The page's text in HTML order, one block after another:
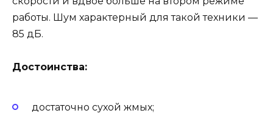
работы. Шум характерный для такой техники —
85 дБ.
Достоинства:
достаточно сухой жмых;